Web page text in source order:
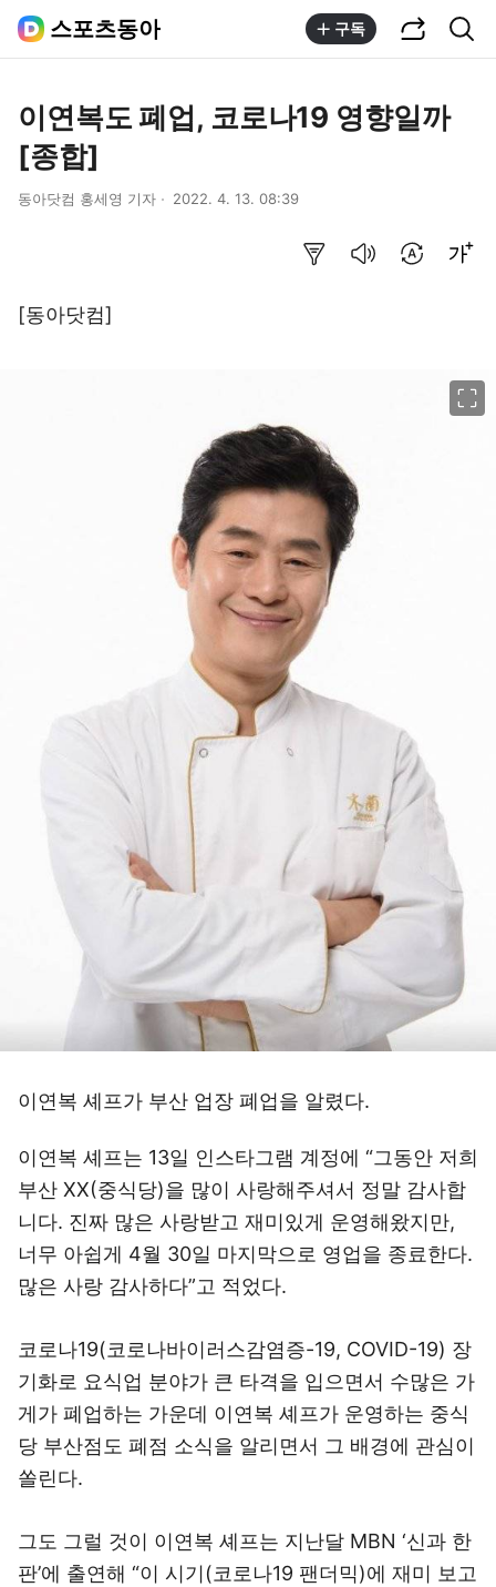
스포츠동아 구독
이연복도 폐업, 코로나19 영향일까
[종합]
동아닷컴 홍세영 기자 2022. 4. 13. 08:39
[동아닷컴]
이연복 셰프가 부산 업장 폐업을 알렸다.
이연복 셰프는 13일 인스타그램 계정에 “그동안 저희
부산 XX(중식당)을 많이 사랑해주셔서 정말 감사합
니다. 진짜 많은 사랑받고 재미있게 운영해왔지만,
너무 아쉽게 4월 30일 마지막으로 영업을 종료한다.
많은 사랑 감사하다”고 적었다.
코로나19(코로나바이러스감염증-19, COVID-19) 장
기화로 요식업 분야가 큰 타격을 입으면서 수많은 가
게가 폐업하는 가운데 이연복 셰프가 운영하는 중식
당 부산점도 폐점 소식을 알리면서 그 배경에 관심이
쏠린다.
그도 그럴 것이 이연복 셰프는 지난달 MBN ‘신과 한
판’에 출연해 “이 시기(코로나19 팬더믹)에 재미 보고